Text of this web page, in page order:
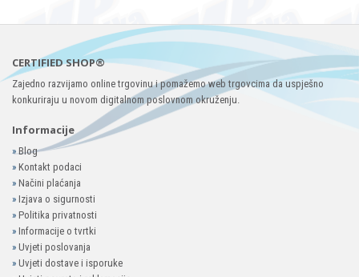
CERTIFIED SHOP®
Zajedno razvijamo online trgovinu i pomažemo web trgovcima da uspješno
konkuriraju u novom digitalnom poslovnom okruženju.
Informacije
»Blog
» Kontakt podaci
» Načini plaćanja
» Izjava o sigurnosti
» Politika privatnosti
» Informacije o tvrtki
» Uvjeti poslovanja
» Uvjeti dostave i isporuke